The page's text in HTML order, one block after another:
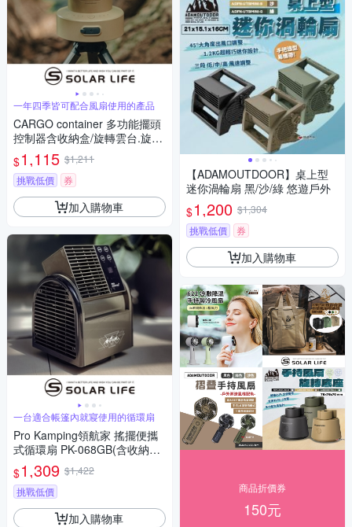
一年四季皆可配合風扇使用的產品
CARGO container 多功能擺頭
控制器含收納盒/旋轉雲台.旋轉
雲台 風扇擺頭雲台 旋轉器 1/4
螺絲旋轉盤 露營擺頭套件
$1,115 $1,211
挑戰低價
券
加入購物車
一台適合帳篷內就寢使用的循環扇
Pro Kamping領航家 搖擺便攜
式循環扇 PK-068GB(含收納
袋).露營渦輪扇 帳篷循環扇 遙
控循環風扇 帳篷電風扇 戶外涼
風扇
$1,309 $1,422
挑戰低價
加入購物車
【ADAMOUTDOOR】桌上型
迷你渦輪扇 黑/沙/綠 悠遊戶外
$1,200 $1,304
挑戰低價
券
加入購物車
商品折價券
150元